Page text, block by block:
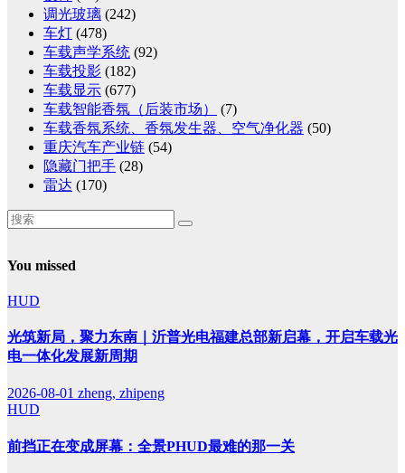
调光玻璃 (242)
车灯 (478)
车载声学系统 (92)
车载投影 (182)
车载显示 (677)
车载智能香氛（后装市场）
(7)
车载香氛系统、香氛发生器、空气净化器 (50)
重庆汽车产业链 (54)
隐藏门把手 (28)
雷达 (170)
You missed
HUD
光筑新局，聚力东南｜沂普光电福建总部新启幕，开启车载光
电一体化发展新周期
2026-08-01 zheng, zhipeng
HUD
前挡正在变成屏幕：全景PHUD最难的那一关